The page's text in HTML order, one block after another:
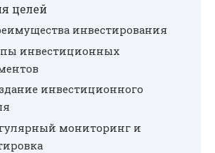
целей
инвестирования
инвестиционных
инвестиционного
мониторинг и